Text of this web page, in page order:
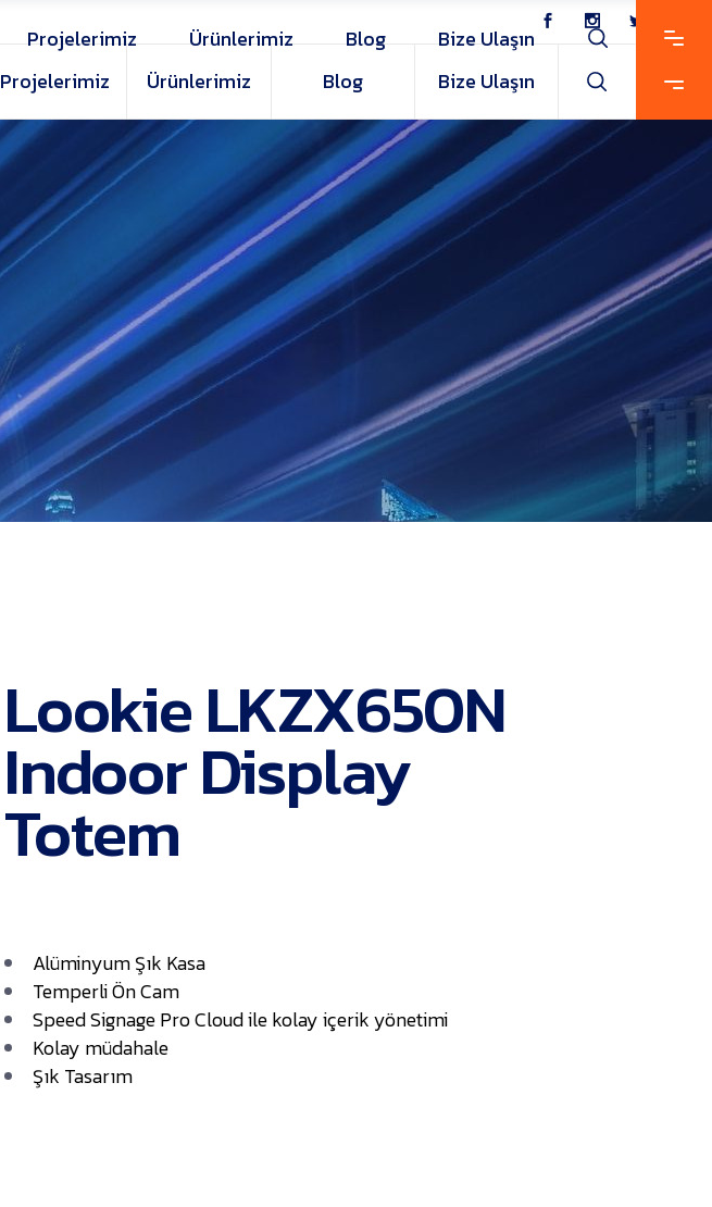
Projelerimiz Ürünlerimiz Blog Bize Ulaşın
Projelerimiz Ürünlerimiz Blog Bize Ulaşın
Lookie LKZX650N
Indoor Display
Totem
Alüminyum Şık Kasa
Temperli Ön Cam
Speed Signage Pro Cloud ile kolay içerik yönetimi
Kolay müdahale
Şık Tasarım